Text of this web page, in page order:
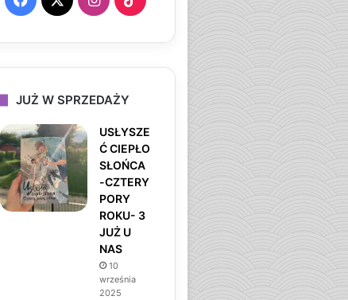
c
e
b
o
o
s
t
a
g
r
a
m
k
o
k
JUŻ W SPRZEDAŻY
USŁYSZE
Ć CIEPŁO
SŁOŃCA
-CZTERY
PORY
ROKU- 3
JUŻ U
NAS
10
września
2025